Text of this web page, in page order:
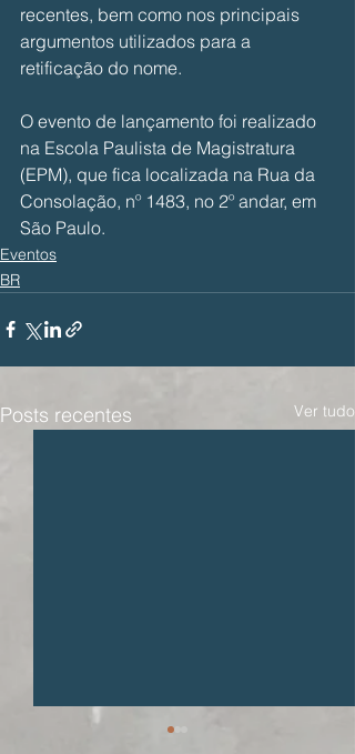
recentes, bem como nos principais
argumentos utilizados para a
retificação do nome.
O evento de lançamento foi realizado
na Escola Paulista de Magistratura
(EPM), que fica localizada na Rua da
Consolação, nº 1483, no 2º andar, em
São Paulo.
Eventos
BR
Posts recentes Ver tudo